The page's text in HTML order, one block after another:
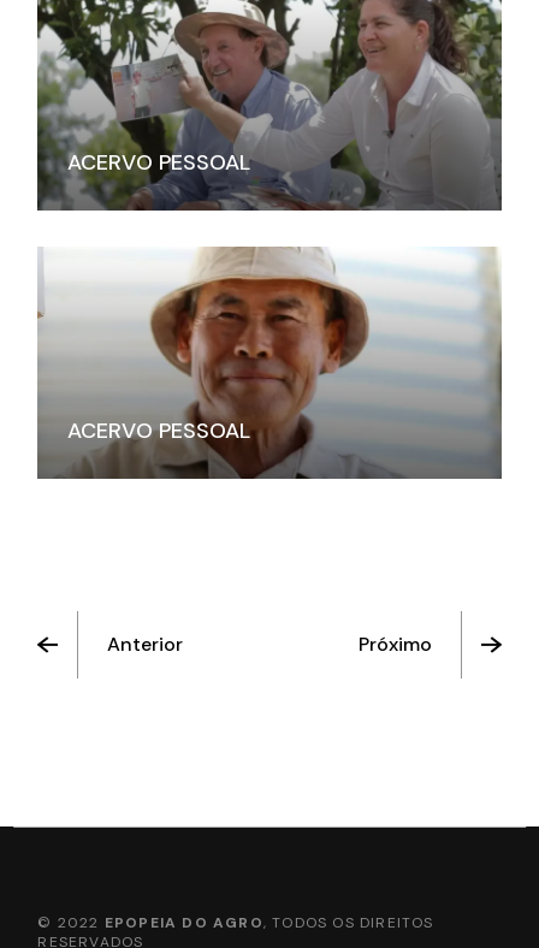
ACERVO PESSOAL
ACERVO PESSOAL
Anterior Próximo
© 2022 EPOPEIA DO AGRO, TODOS OS DIREITOS
RESERVADOS